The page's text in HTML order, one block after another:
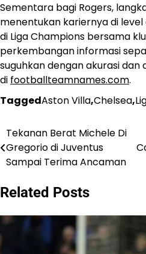
Sementara bagi Rogers,
menentukan kariernya di
di Liga Champions bersama
perkembangan informasi
suguhkan dengan akurasi
di footballteamnames.com.
TaggedAston Villa,Chelsea,
Post
navigation
Tekanan Berat Michele Di
Gregorio di Juventus
Sampai Terima Ancaman
Related Posts